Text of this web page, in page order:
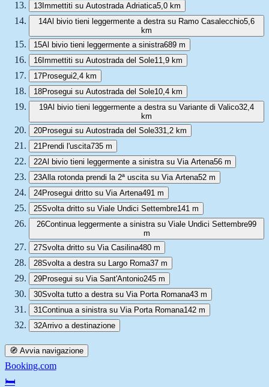
13Immettiti su Autostrada Adriatica5,0 km
14Al bivio tieni leggermente a destra su Ramo Casalecchio5,6
km
15Al bivio tieni leggermente a sinistra689 m
16Immettiti su Autostrada del Sole11,9 km
17Prosegui2,4 km
18Prosegui su Autostrada del Sole10,4 km
19Al bivio tieni leggermente a destra su Variante di Valico32,4
km
20Prosegui su Autostrada del Sole331,2 km
21 Prendi l'uscita735 m
22Al bivio tieni leggermente a sinistra su Via Artena56 m
23Alla rotonda prendi la 2ª uscita su Via Artena52 m
24Prosegui dritto su Via Artena491 m
25Svolta dritto su Viale Undici Settembre141 m
26Continua leggermente a sinistra su Viale Undici Settembre99
m
27Svolta dritto su Via Casilina480 m
28Svolta a destra su Largo Roma37 m
29Prosegui su Via Sant'Antonio245 m
30Svolta tutto a destra su Via Porta Romana43 m
31Continua a sinistra su Via Porta Romana142 m
32Arrivo a destinazione
🧭 Avvia navigazione
Booking.com
🛏️